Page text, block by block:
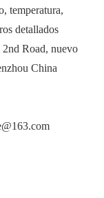
Válvula de bola de descarga con camisa para espacios estrechos
temperatura,
detallados
Road, nuevo
China